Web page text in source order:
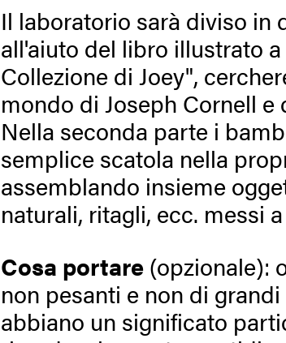
Il laboratorio sarà diviso in
all'aiuto del libro illustrato
Collezione di Joey",
mondo di Joseph Cornell e
Nella seconda parte i
semplice scatola nella
assemblando insieme
naturali, ritagli, ecc. messi
Cosa portare(opzionale):
non pesanti e non di
abbiano un significato